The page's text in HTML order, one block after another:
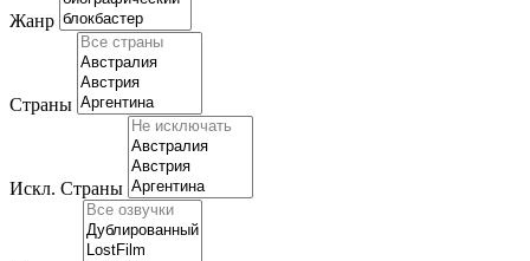
Жанр
Страны
Искл. Страны